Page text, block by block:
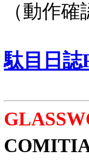
（動作
駄目日誌